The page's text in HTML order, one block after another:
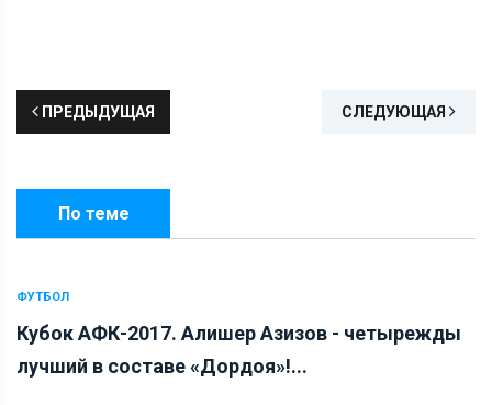
ПРЕДЫДУЩАЯ СЛЕДУЮЩАЯ
По теме
ФУТБОЛ
Кубок АФК-2017. Алишер Азизов - четырежды
лучший в составе «Дордоя»!...